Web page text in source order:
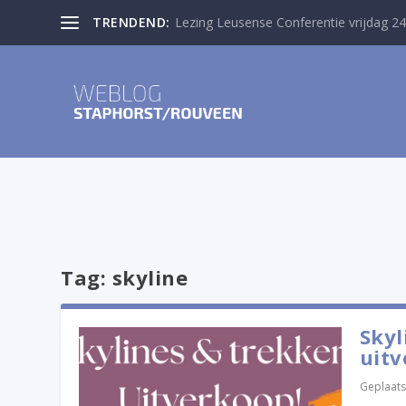
TRENDEND: Lezing Leusense Conferentie vrijdag
Tag: skyline